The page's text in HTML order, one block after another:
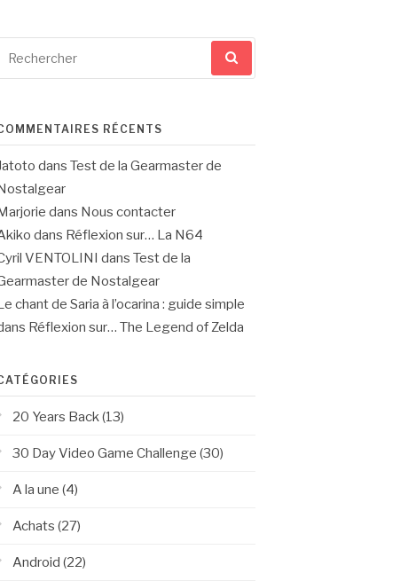
pour
RÉCENTS
Jatoto dans Test de la Gearmaster de
dans Nous contacter
dans Réflexion sur… La N64
VENTOLINI dans Test de la
de Nostalgear
chant de Saria à l’ocarina : guide simple
Réflexion sur… The Legend of Zelda
20 Years Back (13)
30 Day Video Game Challenge (30)
A la une (4)
Achats (27)
Android (22)